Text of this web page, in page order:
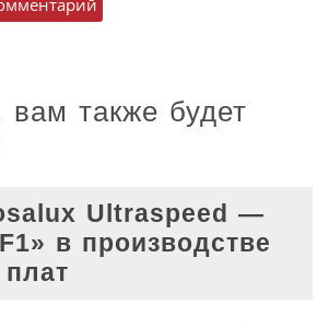
также будет
Ultraspeed —
в производстве